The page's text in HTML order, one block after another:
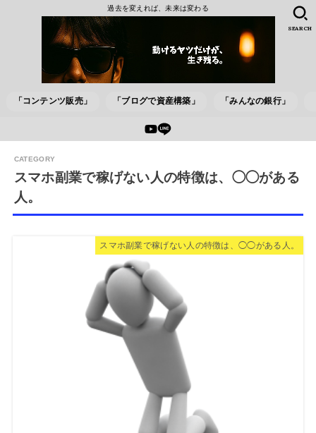
過去を変えれば、未来は変わる
「コンテンツ販売」 「ブログで資産構築」 「みんなの銀行」
SEARCH
スマホ副業で稼げない人の特徴は、◯◯がある
人。
スマホ副業で稼げない人の特徴は、◯◯がある人。